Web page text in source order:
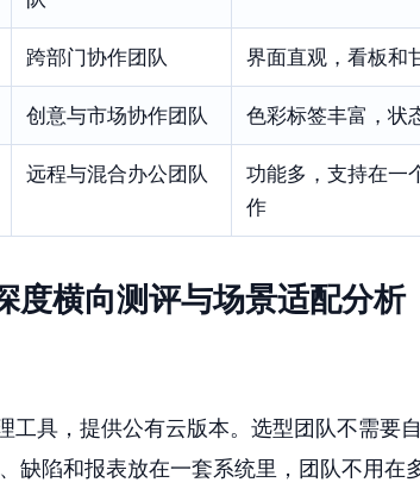
跨部门协作团队 界面直观，看板和
创意与市场协作团队 色彩标签丰富，状
远程与混合办公团队
功能多，支持在一
作
度横向测评与场景适配分析
工具，提供公有云版本。选型团队不需要
缺陷和报表放在一套系统里，团队不用在